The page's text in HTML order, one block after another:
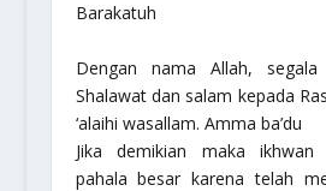
Barakatuh
Dengan nama Allah,
Shalawat dan salam kepada
‘alaihi wasallam. Amma ba’du
Jika demikian maka ikhwan
pahala besar karena telah